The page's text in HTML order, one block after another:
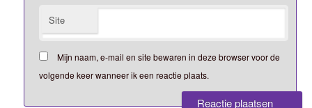
Site
Mijn naam, e-mail en site bewaren in deze browser voor de
volgende keer wanneer ik een reactie plaats.